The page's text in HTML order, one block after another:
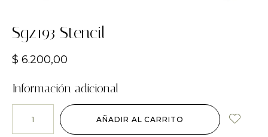
Sgz193 Stencil
$ 6.200,00
Información adicional
AÑADIR AL CARRITO